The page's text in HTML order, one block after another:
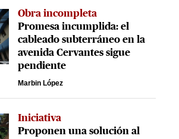
Obra incompleta
Promesa incumplida: el
cableado subterráneo en la
avenida Cervantes sigue
pendiente
Marbin López
Iniciativa
Proponen una solución al